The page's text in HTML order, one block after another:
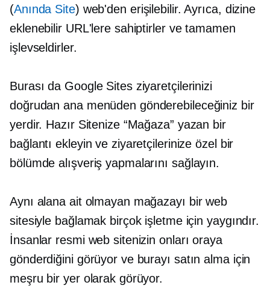
(Anında Site) web'den erişilebilir. Ayrıca, dizine
eklenebilir URL'lere sahiptirler ve tamamen
işlevseldirler.
Burası da Google Sites ziyaretçilerinizi
doğrudan ana menüden gönderebileceğiniz bir
yerdir. Hazır Sitenize “Mağaza” yazan bir
bağlantı ekleyin ve ziyaretçilerinize özel bir
bölümde alışveriş yapmalarını sağlayın.
Aynı alana ait olmayan mağazayı bir web
sitesiyle bağlamak birçok işletme için yaygındır.
İnsanlar resmi web sitenizin onları oraya
gönderdiğini görüyor ve burayı satın alma için
meşru bir yer olarak görüyor.